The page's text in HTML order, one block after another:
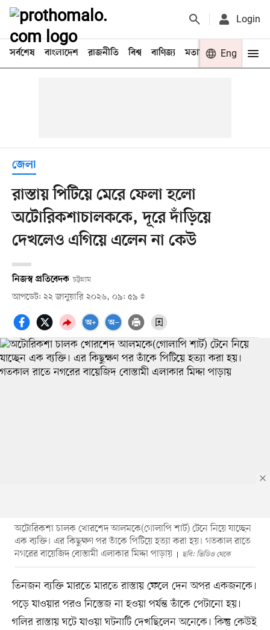
Login
সর্বশেষ বাংলাদেশ রাজনীতি বিশ্ব বাণিজ্য মতামত খেলা
Eng
জেলা
রাস্তায় পিটিয়ে মেরে ফেলা হলো
অটোরিকশাচালককে, দূরে দাঁড়িয়ে
দেখলেও এগিয়ে এলেন না কেউ
নিজস্ব প্রতিবেদক চট্টগ্রাম
আপডেট: ২২ জানুয়ারি ২০২৬, ০৯: ৫৯
অটোরিকশা চালক খোরশেদ আলমকে(গোলাপি শার্ট) টেনে নিয়ে যাচ্ছেন
এক ব্যক্তি। এর কিছুক্ষণ পর তাঁকে পিটিয়ে হত্যা করা হয়। গতকাল রাতে
নগরের বায়েজিদ বোস্তামী এলাকার মিদ্দা পাড়ায়
ছবি: ভিডিও থেকে
তিনজন ব্যক্তি মারতে মারতে রাস্তায় ফেলে দেন অপর একজনকে।
পড়ে যাওয়ার পরও নিস্তেজ না হওয়া পর্যন্ত তাঁকে পেটানো হয়।
গলির রাস্তায় ঘটে যাওয়া ঘটনাটি দেখছিলেন অনেকে। কিন্তু কেউই